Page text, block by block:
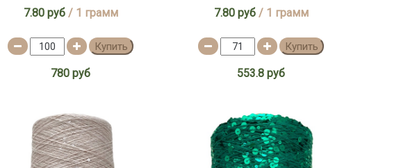
7.80 руб/ 1 грамм
Купить
780 руб
7.80 руб/ 1 грамм
Купить
553.8 руб